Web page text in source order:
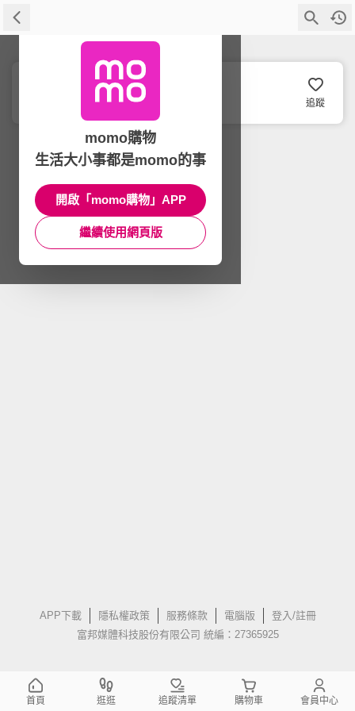
PHILIPS AVENT
追蹤
APP下載 隱私權政策 服務條款 電腦版
登入/註冊
富邦媒體科技股份有限公司 統編：27365925
momo購物
生活大小事都是momo的事
開啟「momo購物」APP
繼續使用網頁版
首頁 逛逛 追蹤清單 購物車 會員中心